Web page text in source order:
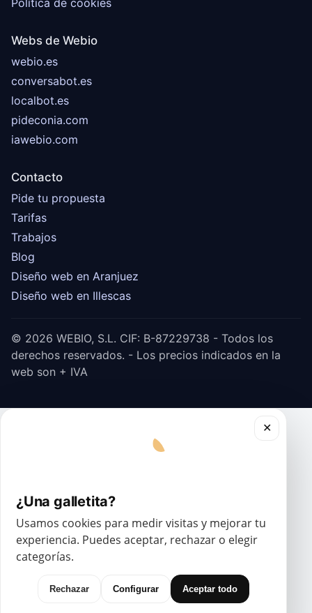
Política de cookies
Webs de Webio
webio.es
conversabot.es
localbot.es
pideconia.com
iawebio.com
Contacto
Pide tu propuesta
Tarifas
Trabajos
Blog
Diseño web en Aranjuez
Diseño web en Illescas
© 2026 WEBIO, S.L. CIF: B-87229738 - Todos los
derechos reservados. - Los precios indicados en la
web son + IVA
✕
¿Una galletita?
Usamos cookies para medir visitas y mejorar tu
experiencia. Puedes aceptar, rechazar o elegir
categorías.
Rechazar Configurar Aceptar todo